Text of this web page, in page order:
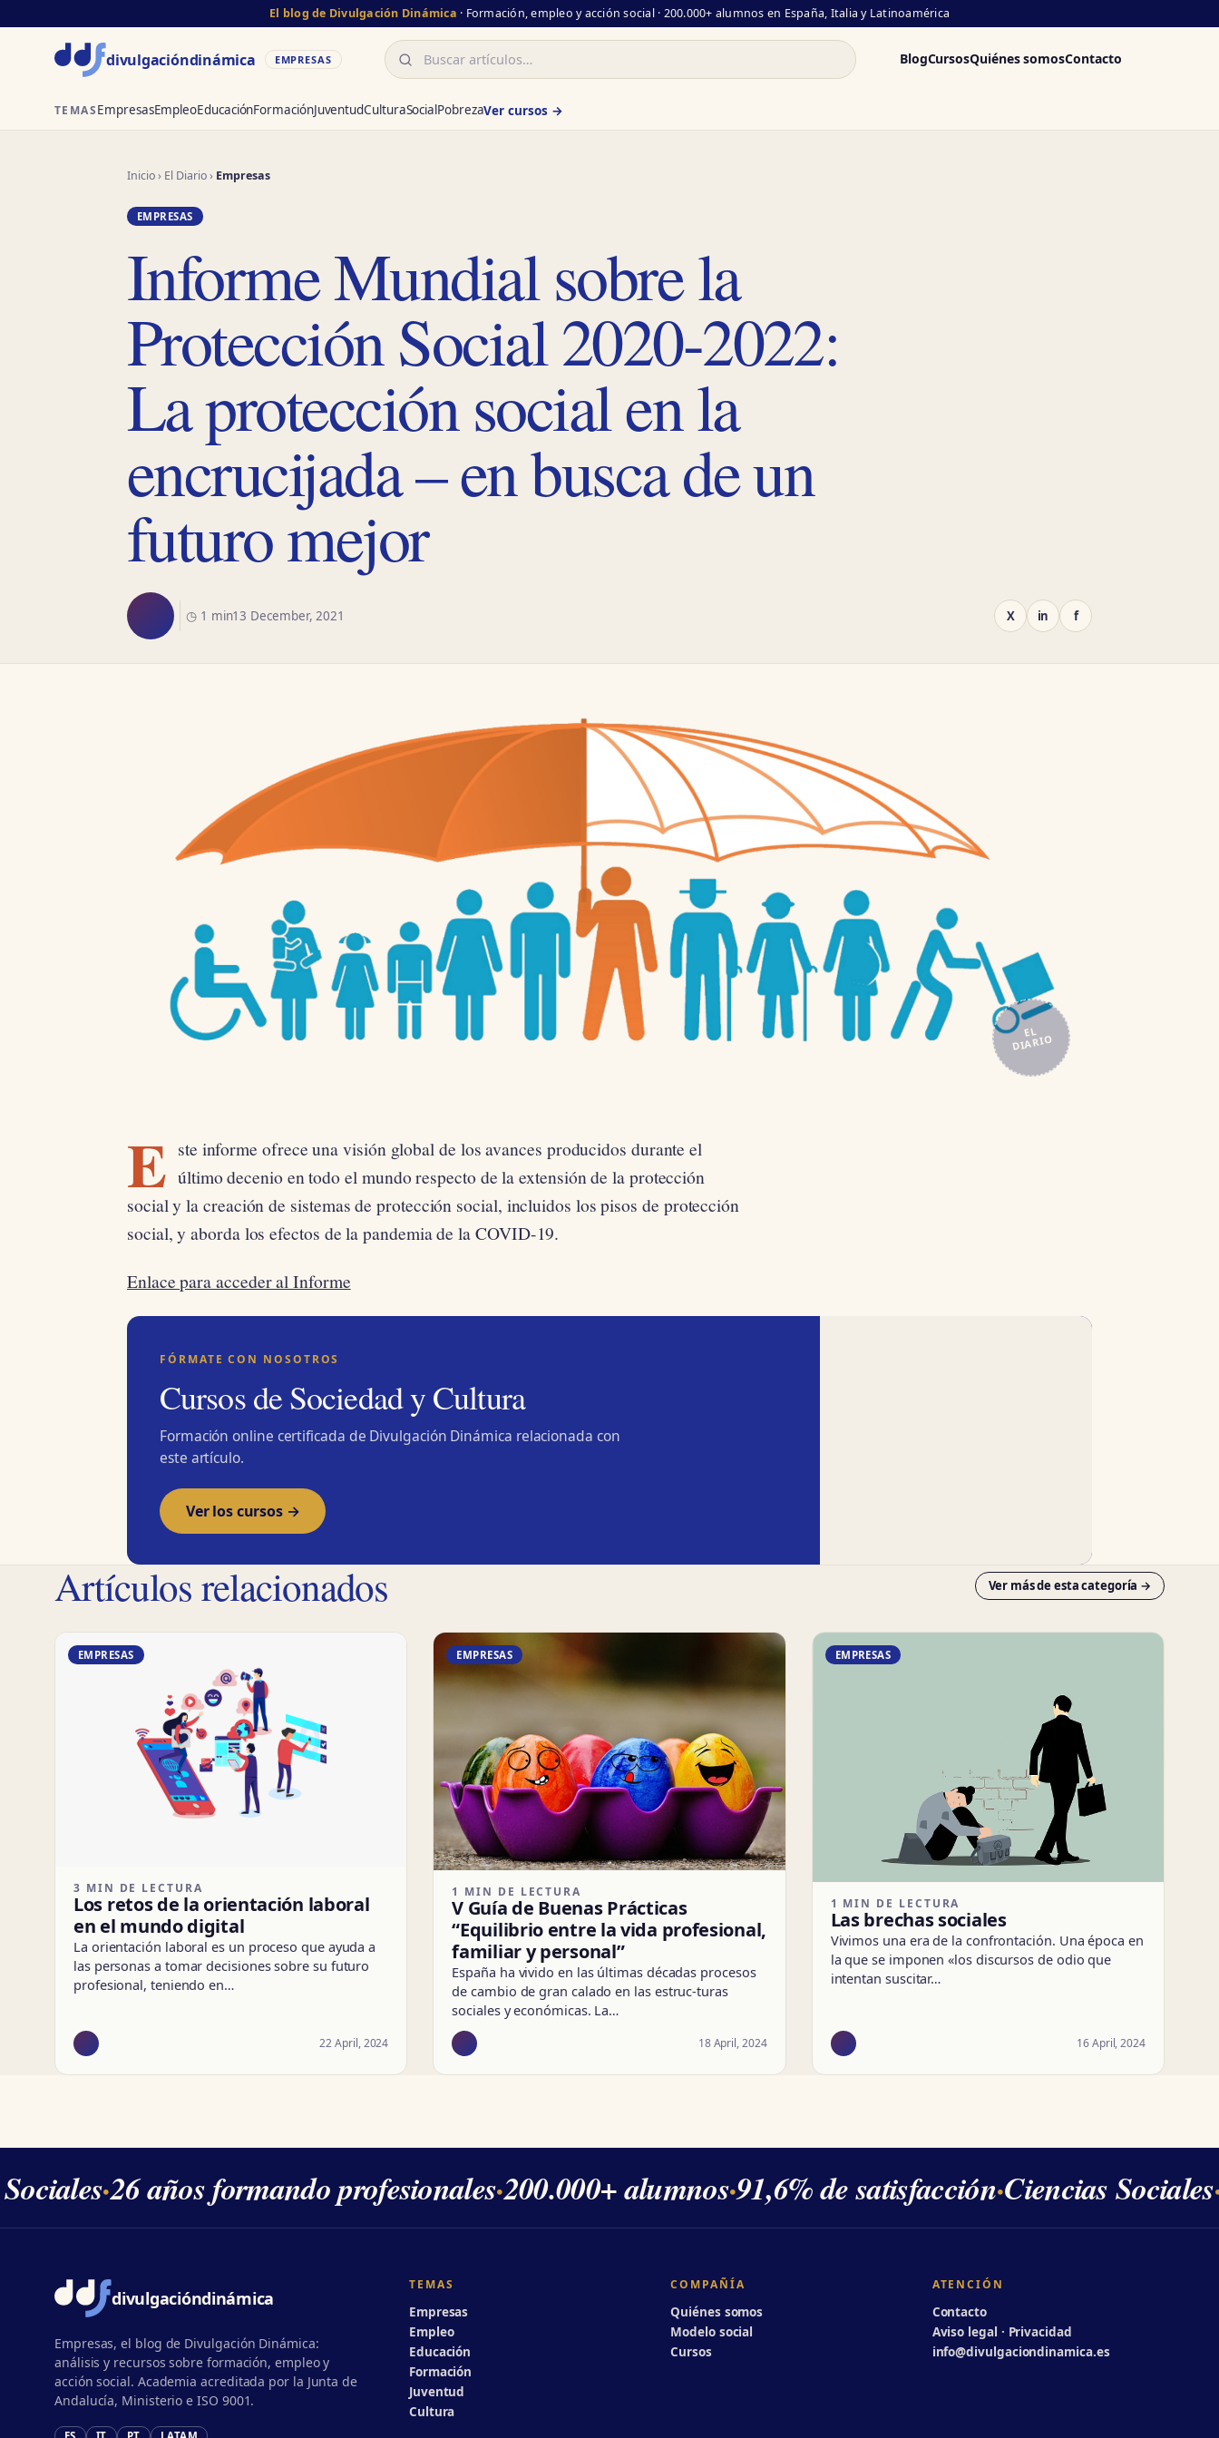
El blog de Divulgación Dinámica · Formación, empleo y acción social · 200.000+ alumnos en España, Italia y Latinoamérica
divulgacióndinámica EMPRESAS Buscar BlogCursosQuiénes somosContacto
TEMASEmpresasEmpleoEducaciónFormaciónJuventudCulturaSocialPobrezaVer cursos →
Inicio› El Diario› Empresas
EMPRESAS
Informe Mundial sobre la
Protección Social 2020-2022:
La protección social en la
encrucijada – en busca de un
futuro mejor
◷ 1 min13 December, 2021 X in f
EL
DIARIO
E ste informe ofrece una visión global de los avances producidos durante el
último decenio en todo el mundo respecto de la extensión de la protección
social y la creación de sistemas de protección social, incluidos los pisos de protección
social, y aborda los efectos de la pandemia de la COVID-19.
Enlace para acceder al Informe
FÓRMATE CON NOSOTROS
Cursos de Sociedad y Cultura
Formación online certificada de Divulgación Dinámica relacionada con
este artículo.
Ver los cursos →
Artículos relacionados Ver más de esta categoría →
EMPRESAS
3 MIN DE LECTURA
Los retos de la orientación laboral
en el mundo digital
La orientación laboral es un proceso que ayuda a
las personas a tomar decisiones sobre su futuro
profesional, teniendo en…
22 April, 2024
EMPRESAS
1 MIN DE LECTURA
V Guía de Buenas Prácticas
“Equilibrio entre la vida profesional,
familiar y personal”
España ha vivido en las últimas décadas procesos
de cambio de gran calado en las estruc-turas
sociales y económicas. La…
18 April, 2024
EMPRESAS
1 MIN DE LECTURA
Las brechas sociales
Vivimos una era de la confrontación. Una época en
la que se imponen «los discursos de odio que
intentan suscitar…
16 April, 2024
·26 años formando profesionales·200.000+ alumnos·91,6% de satisfacción·Ciencias Sociales·
divulgacióndinámica
Empresas, el blog de Divulgación Dinámica:
análisis y recursos sobre formación, empleo y
acción social. Academia acreditada por la Junta de
Andalucía, Ministerio e ISO 9001.
TEMAS
Empresas
Empleo
Educación
Formación
Juventud
Cultura
COMPAÑÍA
Quiénes somos
Modelo social
Cursos
ATENCIÓN
Contacto
Aviso legal · Privacidad
info@divulgaciondinamica.es